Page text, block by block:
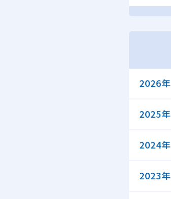
2026年
2025年
2024年
2023年